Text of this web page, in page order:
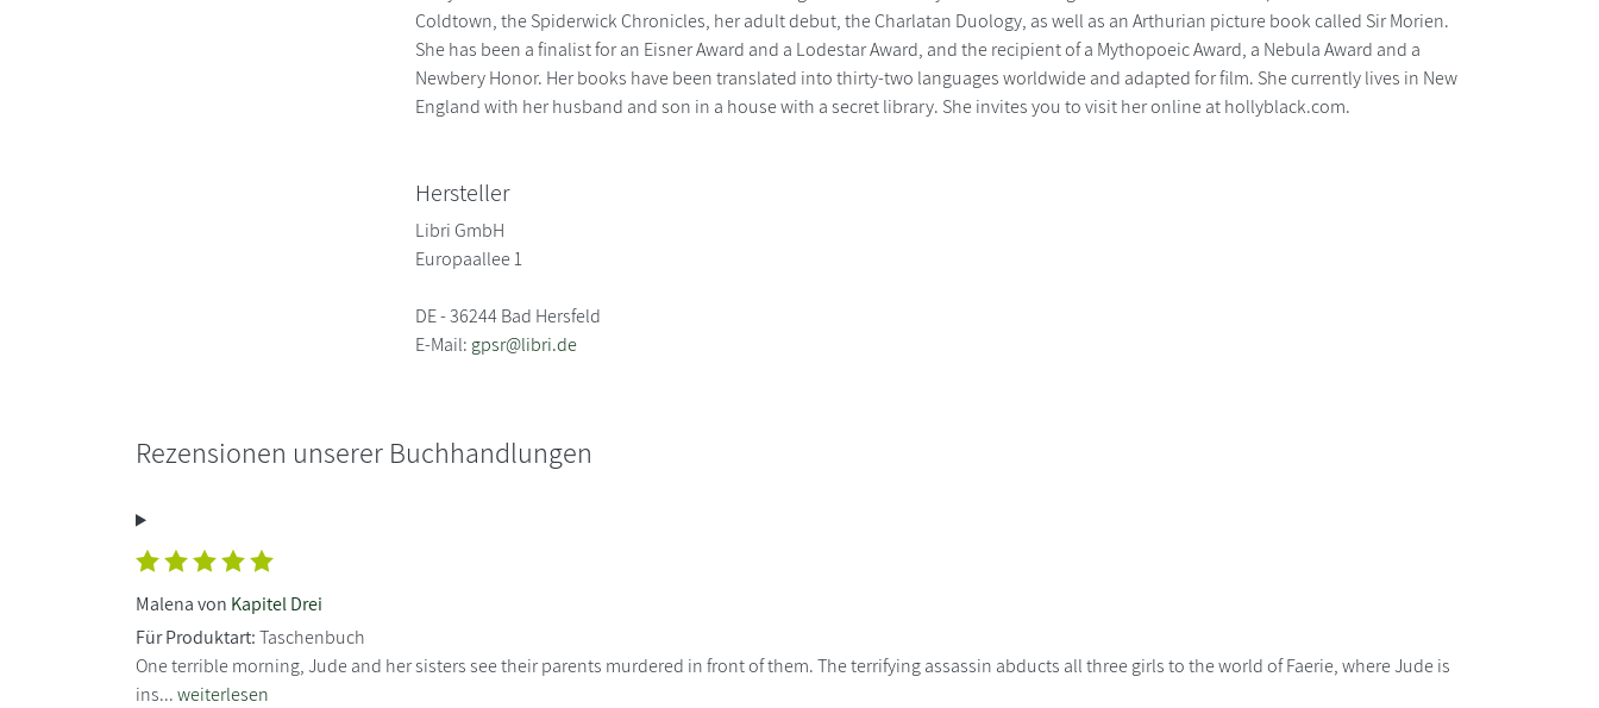
Coldtown, the Spiderwick Chronicles, her adult debut, the Charlatan Duology, as well as an Arthurian picture book called Sir Morien.
She has been a finalist for an Eisner Award and a Lodestar Award, and the recipient of a Mythopoeic Award, a Nebula Award and a
Newbery Honor. Her books have been translated into thirty-two languages worldwide and adapted for film. She currently lives in New
England with her husband and son in a house with a secret library. She invites you to visit her online at hollyblack.com.
Hersteller
Libri GmbH
Europaallee 1
DE - 36244 Bad Hersfeld
E-Mail: gpsr@libri.de
Rezensionen unserer Buchhandlungen
Malena von Kapitel Drei
Für Produktart:Taschenbuch
One terrible morning, Jude and her sisters see their parents murdered in front of them. The terrifying assassin abducts all three girls to the world of Faerie, where Jude is
ins...weiterlesen